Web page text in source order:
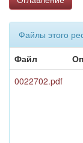
Файлы этого
Файл
0022702.pdf